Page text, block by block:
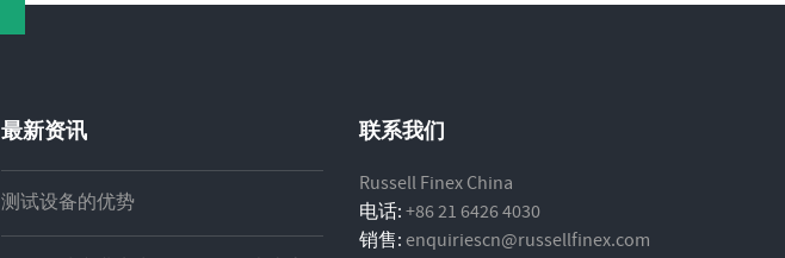
最新资讯
测试设备的优势
联系我们
Russell Finex China
电话:+86 21 6426 4030
销售:enquiriescn@russellfinex.com